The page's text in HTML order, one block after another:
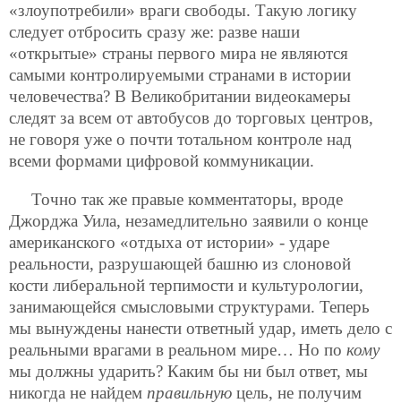
«злоупотребили» враги свободы. Такую логику
следует отбросить сразу же: разве наши
«открытые» страны первого мира не являются
самыми контролируемыми странами в истории
человечества? В Великобритании видеокамеры
следят за всем от автобусов до торговых центров,
не говоря уже о почти тотальном контроле над
всеми формами цифровой коммуникации.
Точно так же правые комментаторы, вроде
Джорджа Уила, незамедлительно заявили о конце
американского «отдыха от истории» - ударе
реальности, разрушающей башню из слоновой
кости либеральной терпимости и культурологии,
занимающейся смысловыми структурами. Теперь
мы вынуждены нанести ответный удар, иметь дело с
реальными врагами в реальном мире… Но по кому
мы должны ударить? Каким бы ни был ответ, мы
никогда не найдем правильную цель, не получим